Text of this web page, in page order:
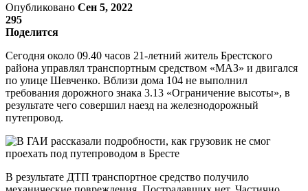
Опубликовано Сен 5, 2022
295
Поделится
Сегодня около 09.40 часов 21-летний житель Брестского
района управлял транспортным средством «МАЗ» и двигался
по улице Шевченко. Вблизи дома 104 не выполнил
требования дорожного знака 3.13 «Ограничение высоты», в
результате чего совершил наезд на железнодорожный
путепровод.
В результате ДТП транспортное средство получило